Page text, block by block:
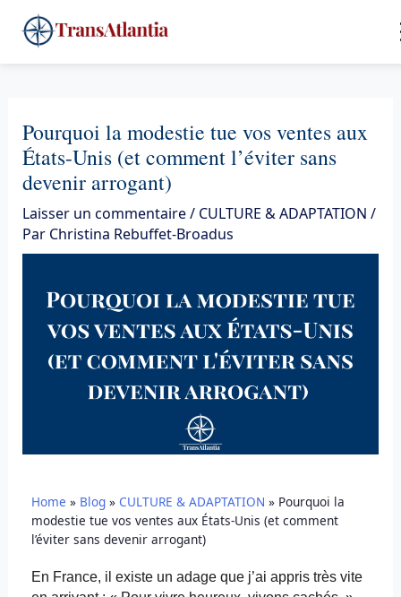
au
contenu
Pourquoi la modestie tue vos ventes aux
États-Unis (et comment l’éviter sans
devenir arrogant)
Laisser un commentaire/ CULTURE & ADAPTATION /
Par Christina Rebuffet-Broadus
Home » Blog» CULTURE & ADAPTATION » Pourquoi la
modestie tue vos ventes aux États-Unis (et comment
l’éviter sans devenir arrogant)
En France, il existe un adage que j’ai appris très vite